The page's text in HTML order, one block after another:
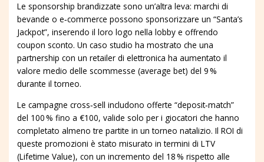
Le sponsorship brandizzate sono un’altra leva: marchi di
bevande o e‑commerce possono sponsorizzare un “Santa’s
Jackpot”, inserendo il loro logo nella lobby e offrendo
coupon sconto. Un caso studio ha mostrato che una
partnership con un retailer di elettronica ha aumentato il
valore medio delle scommesse (average bet) del 9 %
durante il torneo.
Le campagne cross‑sell includono offerte “deposit‑match”
del 100 % fino a €100, valide solo per i giocatori che hanno
completato almeno tre partite in un torneo natalizio. Il ROI di
queste promozioni è stato misurato in termini di LTV
(Lifetime Value), con un incremento del 18 % rispetto alle